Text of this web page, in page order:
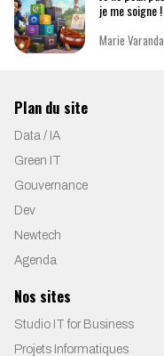
je me soigne !
Marie
Plan du site
Data / IA
Green IT
Gouvernance
Dev
Newtech
Agenda
Nos sites
Studio IT for Business
Projets Informatiques